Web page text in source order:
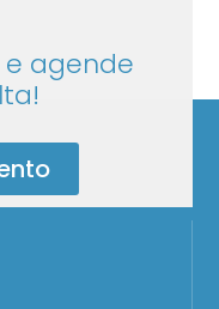
agende